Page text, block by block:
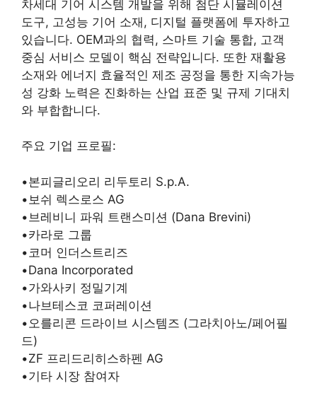
차세대 기어 시스템 개발을 위해 첨단 시뮬레이션
도구, 고성능 기어 소재, 디지털 플랫폼에 투자하고
있습니다. OEM과의 협력, 스마트 기술 통합, 고객
중심 서비스 모델이 핵심 전략입니다. 또한 재활용
소재와 에너지 효율적인 제조 공정을 통한 지속가능
성 강화 노력은 진화하는 산업 표준 및 규제 기대치
와 부합합니다.
주요 기업 프로필:
•본피글리오리 리두토리 S.p.A.
•보쉬 렉스로스 AG
•브레비니 파워 트랜스미션 (Dana Brevini)
•카라로 그룹
•코머 인더스트리즈
•Dana Incorporated
•가와사키 정밀기계
•나브테스코 코퍼레이션
•오를리콘 드라이브 시스템즈 (그라치아노/페어필
드)
•ZF 프리드리히스하펜 AG
•기타 시장 참여자